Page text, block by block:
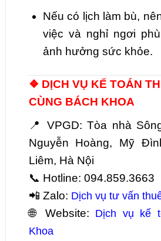
Nếu có lịch làm bù,
việc và nghỉ ngơi
ảnh hưởng sức khỏe.
❖ DỊCH VỤ KẾ TOÁN
CÙNG BÁCH KHOA
📍 VPGD: Tòa nhà
Nguyễn Hoàng, Mỹ
Liêm, Hà Nội
📞 Hotline: 094.859.3663
📲 Zalo: Dịch vụ tư vấn
🌐 Website: Dịch vụ kế
Khoa